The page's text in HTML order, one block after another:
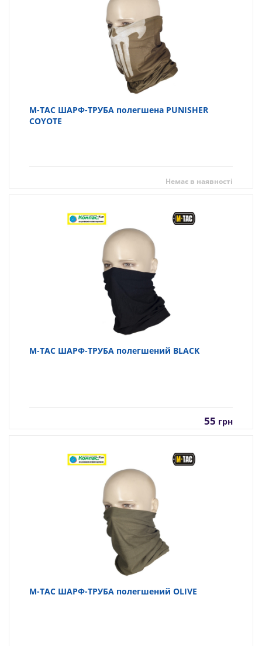
M-TAC ШАРФ-ТРУБА полегшена PUNISHER
COYOTE
Немає в наявності
M-TAC ШАРФ-ТРУБА полегшений BLACK
55 грн
M-TAC ШАРФ-ТРУБА полегшений OLIVE